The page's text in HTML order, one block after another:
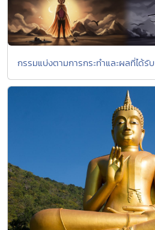
กรรมแบ่งตามการกระทำและผลที่ได้รับ